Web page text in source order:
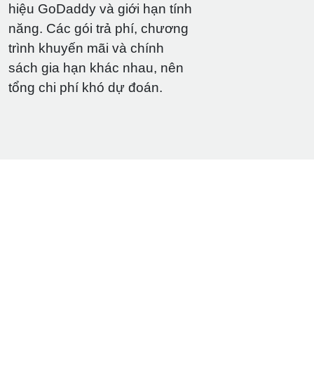
hiệu GoDaddy và giới hạn tính
năng. Các gói trả phí, chương
trình khuyến mãi và chính
sách gia hạn khác nhau, nên
tổng chi phí khó dự đoán.